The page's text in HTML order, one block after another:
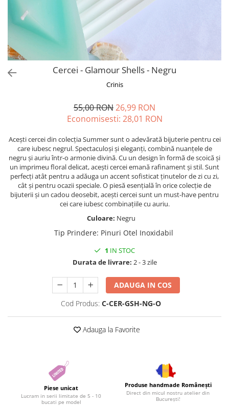
Friends
Fructe
Fundite
Monstera
Neon Collection
Tiny but Mighty
White Sensation
Cercei - Glamour Shells - Negru
Crinis
55,00 RON26,99 RON
Economisesti: 28,01 RON
Acești cercei din colecția Summer sunt o adevărată bijuterie pentru cei
care iubesc negrul. Spectaculoși și eleganți, combină nuanțele de
negru și auriu într-o armonie divină. Cu un design în formă de scoică și
un imprimeu floral delicat, acești cercei emană rafinament și stil. Sunt
perfecți atât pentru a adăuga un accent sofisticat ținutelor de zi cu zi,
cât și pentru ocazii speciale. O piesă esențială în orice colecție de
bijuterii și un cadou deosebit, acești cercei sunt un must-have pentru
cei care iubesc combinațiile cu auriu.
Culoare: Negru
Tip Prindere: Pinuri Otel Inoxidabil
1 IN STOC
Durata de livrare: 2 - 3 zile
ADAUGA IN COS
Cod Produs: C-CER-GSH-NG-O
Adauga la Favorite
Piese unicat
Lucram in serii limitate de 5 - 10
bucati pe model
Produse handmade Românești
Direct din micul nostru atelier din
București!